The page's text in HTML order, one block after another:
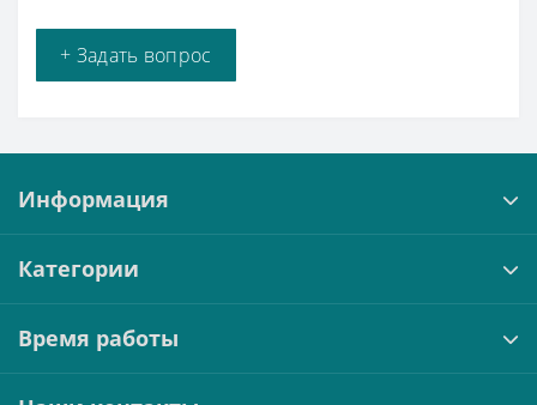
+ Задать вопрос
Информация
Категории
Время работы